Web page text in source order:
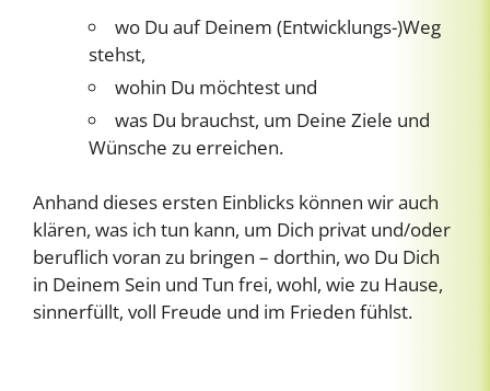
wo Du auf Deinem (Entwicklungs-)Weg
stehst,
wohin Du möchtest und
was Du brauchst, um Deine Ziele und
Wünsche zu erreichen.
Anhand dieses ersten Einblicks können wir auch
klären, was ich tun kann, um Dich privat und/oder
beruflich voran zu bringen – dorthin, wo Du Dich
in Deinem Sein und Tun frei, wohl, wie zu Hause,
sinnerfüllt, voll Freude und im Frieden fühlst.